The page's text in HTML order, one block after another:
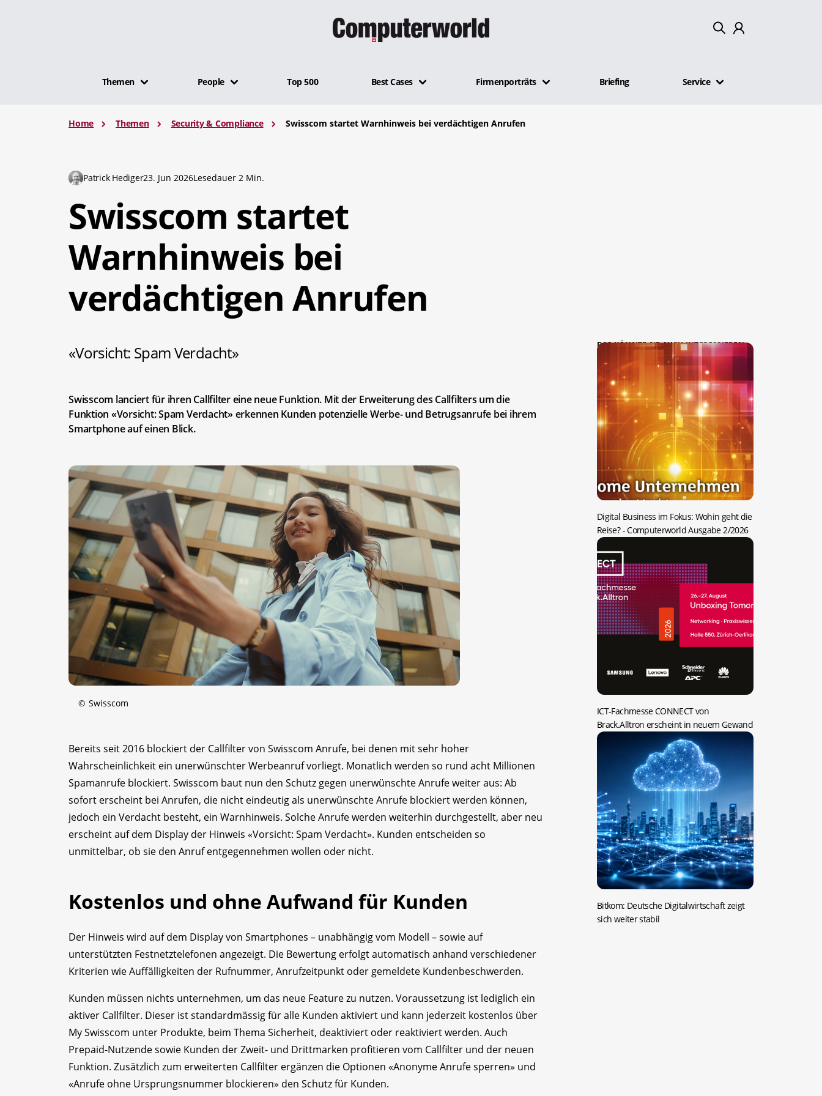
Themen People Top 500 Best Cases Firmenporträts Briefing Service
Home Themen Security & Compliance Swisscom startet Warnhinweis bei verdächtigen Anrufen
Patrick Hediger23. Jun 2026Lesedauer 2 Min.
Swisscom startet
Warnhinweis bei
verdächtigen Anrufen
«Vorsicht: Spam Verdacht»
Swisscom lanciert für ihren Callfilter eine neue Funktion. Mit der Erweiterung des Callfilters um die
Funktion «Vorsicht: Spam Verdacht» erkennen Kunden potenzielle Werbe- und Betrugsanrufe bei ihrem
Smartphone auf einen Blick.
© Swisscom
Bereits seit 2016 blockiert der Callfilter von Swisscom Anrufe, bei denen mit sehr hoher
Wahrscheinlichkeit ein unerwünschter Werbeanruf vorliegt. Monatlich werden so rund acht Millionen
Spamanrufe blockiert. Swisscom baut nun den Schutz gegen unerwünschte Anrufe weiter aus: Ab
sofort erscheint bei Anrufen, die nicht eindeutig als unerwünschte Anrufe blockiert werden können,
jedoch ein Verdacht besteht, ein Warnhinweis. Solche Anrufe werden weiterhin durchgestellt, aber neu
erscheint auf dem Display der Hinweis «Vorsicht: Spam Verdacht». Kunden entscheiden so
unmittelbar, ob sie den Anruf entgegennehmen wollen oder nicht.
Kostenlos und ohne Aufwand für Kunden
Der Hinweis wird auf dem Display von Smartphones – unabhängig vom Modell – sowie auf
unterstützten Festnetztelefonen angezeigt. Die Bewertung erfolgt automatisch anhand verschiedener
Kriterien wie Auffälligkeiten der Rufnummer, Anrufzeitpunkt oder gemeldete Kundenbeschwerden.
Kunden müssen nichts unternehmen, um das neue Feature zu nutzen. Voraussetzung ist lediglich ein
aktiver Callfilter. Dieser ist standardmässig für alle Kunden aktiviert und kann jederzeit kostenlos über
My Swisscom unter Produkte, beim Thema Sicherheit, deaktiviert oder reaktiviert werden. Auch
Prepaid-Nutzende sowie Kunden der Zweit- und Drittmarken profitieren vom Callfilter und der neuen
Funktion. Zusätzlich zum erweiterten Callfilter ergänzen die Optionen «Anonyme Anrufe sperren» und
«Anrufe ohne Ursprungsnummer blockieren» den Schutz für Kunden.
DAS KÖNNTE SIE AUCH INTERESSIEREN:
Digital Business im Fokus: Wohin geht die
Reise?- Computerworld Ausgabe 2/2026
ICT-Fachmesse CONNECT von
Brack.Alltron erscheint in neuem Gewand
Bitkom: Deutsche Digitalwirtschaft zeigt
sich weiter stabil